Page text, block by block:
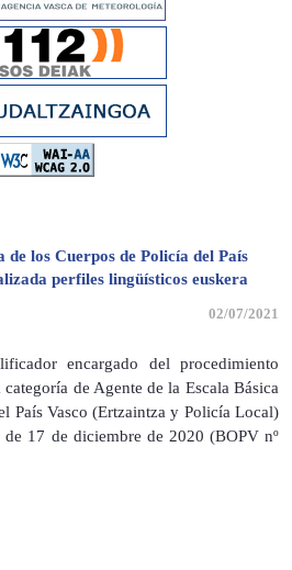
de los Cuerpos de Policía del País
perfiles lingüísticos euskera
02/07/2021
encargado del procedimiento
de Agente de la Escala Básica
País Vasco (Ertzaintza y Policía Local)
17 de diciembre de 2020 (BOPV nº